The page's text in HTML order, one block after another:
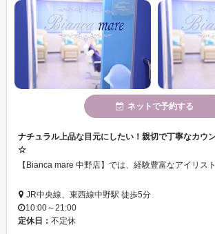
ネットで予約する
ナチュラル上品な目元にしたい！親切で丁寧なカウ
☆
JR中央線、東西線中野駅 徒歩5分
10:00～21:00
定休日： 不定休